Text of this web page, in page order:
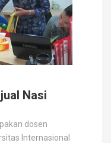
Nasi
dosen
Internasional